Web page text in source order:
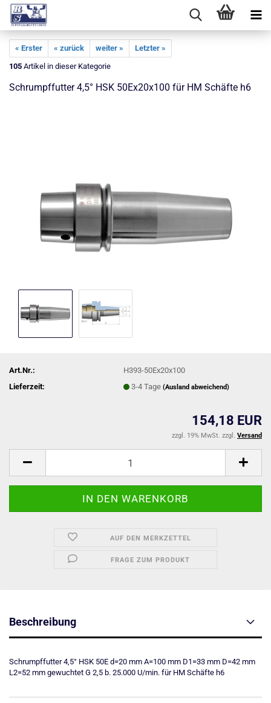
« Erster « zurück weiter »
Letzter »
105 Artikel in dieser Kategorie
Schrumpffutter 4,5° HSK 50Ex20x100 für HM Schäfte h6
Art.Nr.:
H393-50Ex20x100
Lieferzeit:
3-4 Tage(Ausland abweichend)
154,18 EUR
zzgl. 19% MwSt. zzgl. Versand
AUF DEN MERKZETTEL
FRAGE ZUM PRODUKT
Beschreibung
Schrumpffutter 4,5° HSK 50E d=20 mm A=100 mm D1=33 mm D=42 mm
L2=52 mm gewuchtet G 2,5 b. 25.000 U/min. für HM Schäfte h6